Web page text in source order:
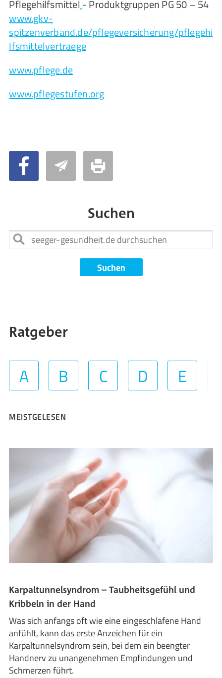
Pflegehilfsmittel - Produktgruppen PG 50 – 54
www.gkv-
spitzenverband.de/pflegeversicherung/pflegehi
lfsmittelvertraege
www.pflege.de
www.pflegestufen.org
Suchen
Suchen
Ratgeber
A B C D E
MEISTGELESEN
Karpaltunnelsyndrom – Taubheitsgefühl und
Kribbeln in der Hand
Was sich anfangs oft wie eine eingeschlafene Hand
anfühlt, kann das erste Anzeichen für ein
Karpaltunnelsyndrom sein, bei dem ein beengter
Handnerv zu unangenehmen Empfindungen und
Schmerzen führt.